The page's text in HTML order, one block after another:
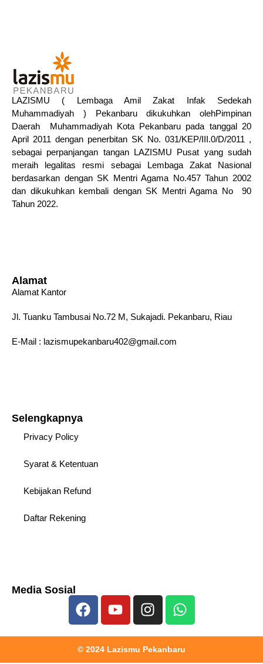
LAZISMU ( Lembaga Amil Zakat Infak Sedekah
Muhammadiyah ) Pekanbaru dikukuhkan olehPimpinan
Daerah Muhammadiyah Kota Pekanbaru pada tanggal 20
April 2011 dengan penerbitan SK No. 031/KEP/III.0/D/2011 ,
sebagai perpanjangan tangan LAZISMU Pusat yang sudah
meraih legalitas resmi sebagai Lembaga Zakat Nasional
berdasarkan dengan SK Mentri Agama No.457 Tahun 2002
dan dikukuhkan kembali dengan SK Mentri Agama No 90
Tahun 2022.
Alamat
Alamat Kantor
Jl. Tuanku Tambusai No.72 M, Sukajadi. Pekanbaru, Riau
E-Mail : lazismupekanbaru402@gmail.com
Selengkapnya
Privacy Policy
Syarat & Ketentuan
Kebijakan Refund
Daftar Rekening
Media Sosial
© 2024 Lazismu Pekanbaru